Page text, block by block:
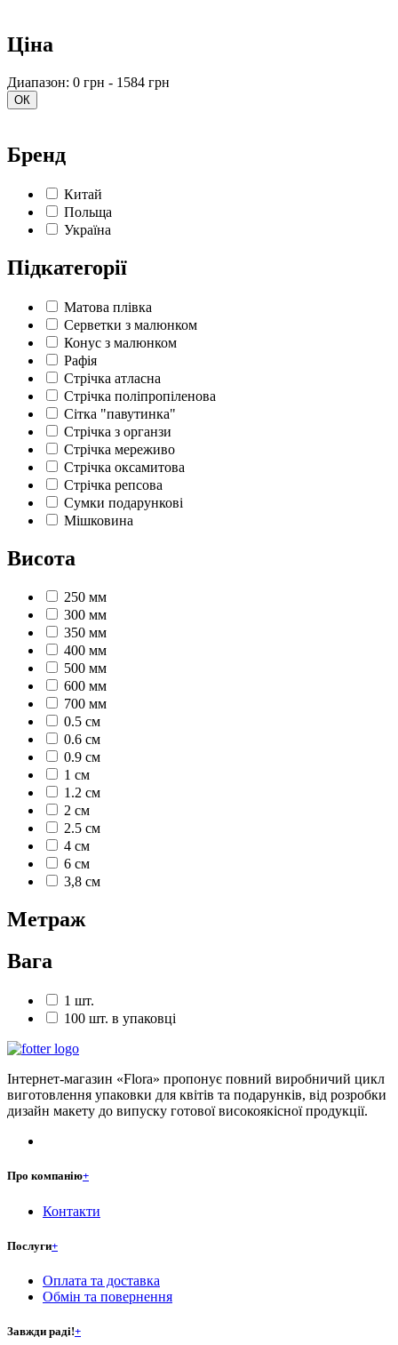
Ціна
Диапазон: 0 грн - 1584 грн
ОК
Бренд
Китай
Польща
Україна
Підкатегорії
Матова плівка
Серветки з малюнком
Конус з малюнком
Рафія
Стрічка атласна
Стрічка поліпропіленова
Сітка "павутинка"
Стрічка з органзи
Стрічка мереживо
Стрічка оксамитова
Стрічка репсова
Сумки подарункові
Мішковина
Висота
250 мм
300 мм
350 мм
400 мм
500 мм
600 мм
700 мм
0.5 см
0.6 см
0.9 см
1 см
1.2 см
2 см
2.5 см
4 см
6 см
3,8 см
Метраж
Вага
1 шт.
100 шт. в упаковці
Інтернет-магазин «Flora» пропонує повний виробничий цикл
виготовлення упаковки для квітів та подарунків, від розробки
дизайн макету до випуску готової високоякісної продукції.
Про компанію+
Контакти
Послуги+
Оплата та доставка
Обмін та повернення
Завжди раді!+